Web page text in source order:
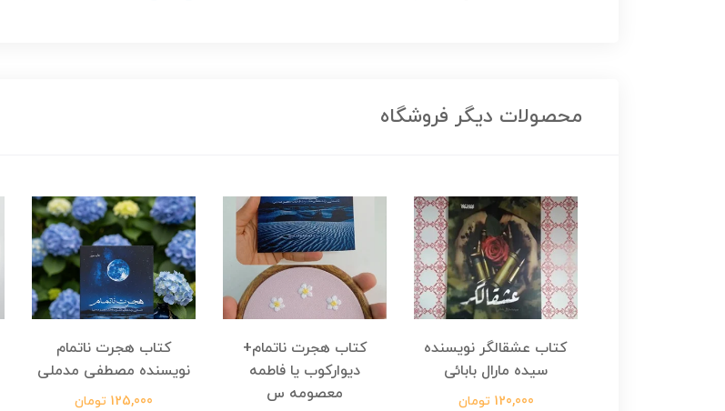
محصولات دیگر فروشگاه
کتاب عشقالگر نویسنده
سیده مارال بابائی
120,000 تومان
کتاب هجرت ناتمام+
دیوارکوب یا فاطمه
معصومه س
کتاب هجرت ناتمام
نویسنده مصطفی مدملی
125,000 تومان